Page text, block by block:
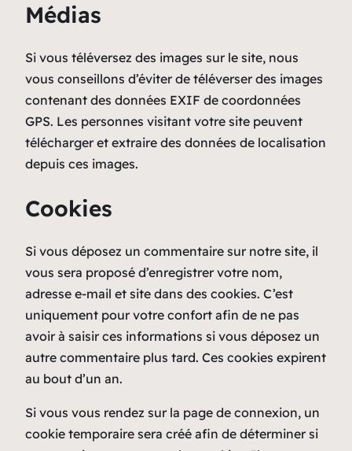
Médias
Si vous téléversez des images sur le site, nous
vous conseillons d’éviter de téléverser des images
contenant des données EXIF de coordonnées
GPS. Les personnes visitant votre site peuvent
télécharger et extraire des données de localisation
depuis ces images.
Cookies
Si vous déposez un commentaire sur notre site, il
vous sera proposé d’enregistrer votre nom,
adresse e-mail et site dans des cookies. C’est
uniquement pour votre confort afin de ne pas
avoir à saisir ces informations si vous déposez un
autre commentaire plus tard. Ces cookies expirent
au bout d’un an.
Si vous vous rendez sur la page de connexion, un
cookie temporaire sera créé afin de déterminer si